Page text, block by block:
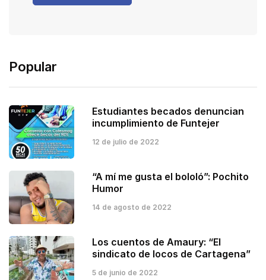
Popular
Estudiantes becados denuncian
incumplimiento de Funtejer
12 de julio de 2022
“A mí me gusta el bololó”: Pochito
Humor
14 de agosto de 2022
Los cuentos de Amaury: “El
sindicato de locos de Cartagena”
5 de junio de 2022